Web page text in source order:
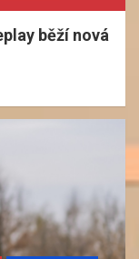
běží nová